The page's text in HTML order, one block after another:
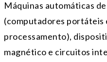
Máquinas automáticas
(computadores portáteis
processamento),
magnético e circuitos